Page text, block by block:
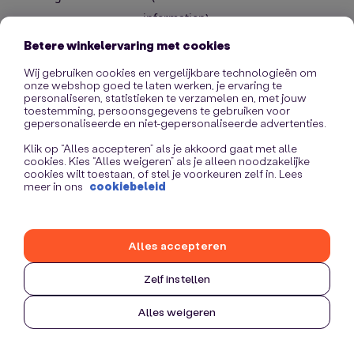
information).
Betere winkelervaring met cookies
Wij gebruiken cookies en vergelijkbare technologieën om
onze webshop goed te laten werken, je ervaring te
personaliseren, statistieken te verzamelen en, met jouw
toestemming, persoonsgegevens te gebruiken voor
gepersonaliseerde en niet-gepersonaliseerde advertenties.
Klik op “Alles accepteren” als je akkoord gaat met alle
cookies. Kies “Alles weigeren” als je alleen noodzakelijke
cookies wilt toestaan, of stel je voorkeuren zelf in. Lees
meer in ons cookiebeleid
Zelf instellen
Alles weigeren
Alles accepteren